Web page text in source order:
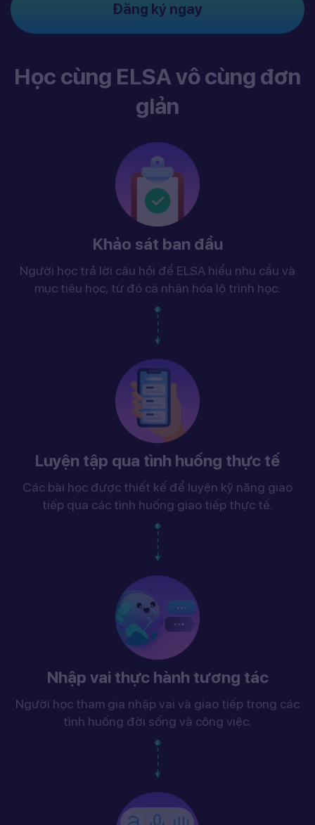
Đăng ký ngay
Học cùng ELSA vô cùng đơn
giản
Khảo sát ban đầu
Người học trả lời câu hỏi để ELSA hiểu nhu cầu và
mục tiêu học, từ đó cá nhân hóa lộ trình học.
Luyện tập qua tình huống thực tế
Các bài học được thiết kế để luyện kỹ năng giao
tiếp qua các tình huống giao tiếp thực tế.
Nhập vai thực hành tương tác
Người học tham gia nhập vai và giao tiếp trong các
tình huống đời sống và công việc.